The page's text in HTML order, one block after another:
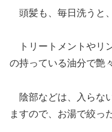
頭髪も、毎日洗うと
トリートメントやリ
の持っている油分で艶
陰部などは、入らな
ますので、お湯で絞っ